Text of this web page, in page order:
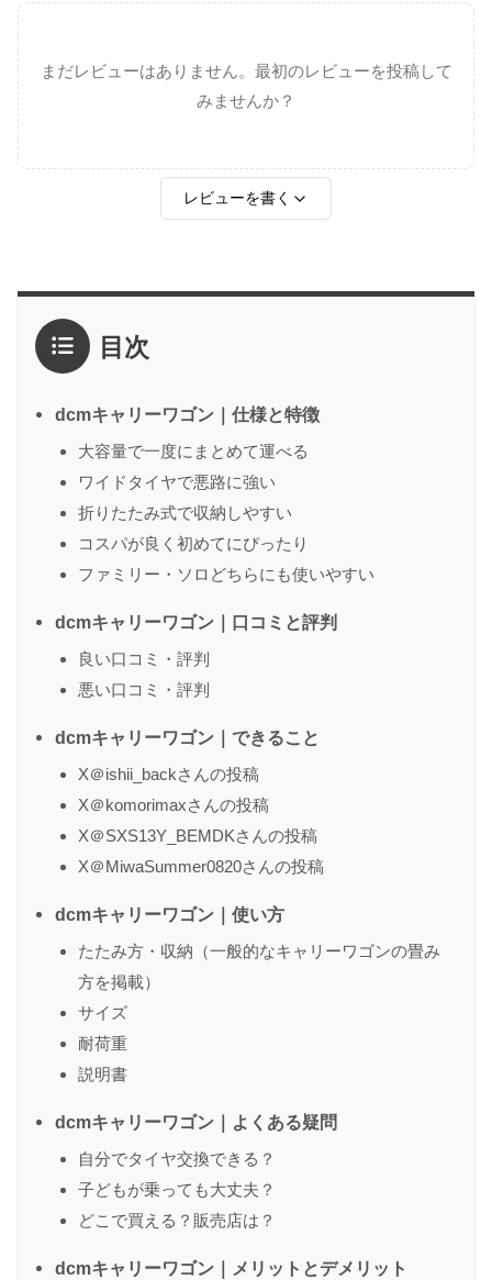
まだレビューはありません。最初のレビューを投稿して
みませんか？
レビューを書く
4点
3点
2点
1点
感想 * 目次
dcmキャリーワゴン｜仕様と特徴
大容量で一度にまとめて運べる
ワイドタイヤで悪路に強い
折りたたみ式で収納しやすい
コスパが良く初めてにぴったり
ファミリー・ソロどちらにも使いやすい
dcmキャリーワゴン｜口コミと評判
良い口コミ・評判
悪い口コミ・評判
dcmキャリーワゴン｜できること
X＠ishii_backさんの投稿
X＠komorimaxさんの投稿
X＠SXS13Y_BEMDKさんの投稿
X＠MiwaSummer0820さんの投稿
dcmキャリーワゴン｜使い方
たたみ方・収納（一般的なキャリーワゴンの畳み
方を掲載）
サイズ
耐荷重
説明書
dcmキャリーワゴン｜よくある疑問
自分でタイヤ交換できる？
子どもが乗っても大丈夫？
どこで買える？販売店は？
dcmキャリーワゴン｜メリットとデメリット